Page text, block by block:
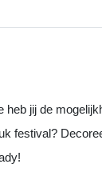
heb jij de
festival?